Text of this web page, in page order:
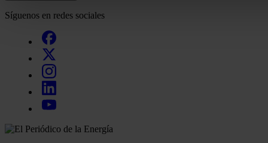
Las cookies de este sitio web se usan para personalizar el
funciones de redes sociales y analizar el tráfico. Además,
uso que haga del sitio web con nuestros partners de redes
quienes pueden combinarla con otra información que les
recopilado a partir del uso que haya hecho de sus servicios.
Síguenos en redes sociales